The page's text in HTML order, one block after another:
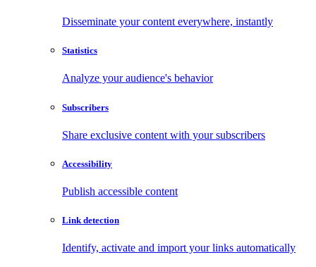
Disseminate your content everywhere, instantly
Statistics
Analyze your audience's behavior
Subscribers
Share exclusive content with your subscribers
Accessibility
Publish accessible content
Link detection
Identify, activate and import your links automatically